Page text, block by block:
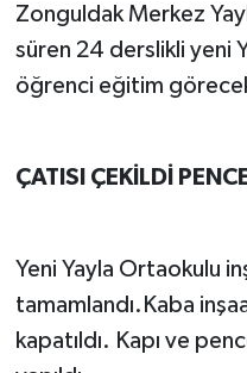
Zonguldak Merkez
süren 24 derslikli yeni
öğrenci eğitim
ÇATISI ÇEKİLDİ
Yeni Yayla Ortaokulu
tamamlandı.Kaba
kapatıldı. Kapı ve